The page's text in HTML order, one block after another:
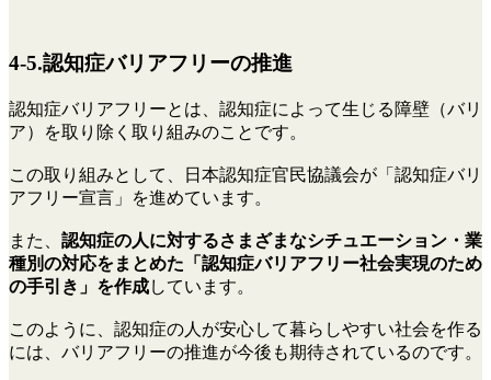
4-5.認知症バリアフリーの推進
認知症バリアフリーとは、認知症によって生じる障壁（バリ
ア）を取り除く取り組みのことです。
この取り組みとして、日本認知症官民協議会が「認知症バリ
アフリー宣言」を進めています。
また、 認知症の人に対するさまざまなシチュエーション・業
種別の対応をまとめた「認知症バリアフリー社会実現のため
の手引き」を作成しています。
このように、認知症の人が安心して暮らしやすい社会を作る
には、バリアフリーの推進が今後も期待されているのです。